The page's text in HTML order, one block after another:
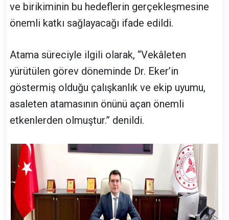
ve birikiminin bu hedeflerin gerçekleşmesine
önemli katkı sağlayacağı ifade edildi.
Atama süreciyle ilgili olarak, “Vekâleten
yürütülen görev döneminde Dr. Eker’in
göstermiş olduğu çalışkanlık ve ekip uyumu,
asaleten atamasının önünü açan önemli
etkenlerden olmuştur.” denildi.